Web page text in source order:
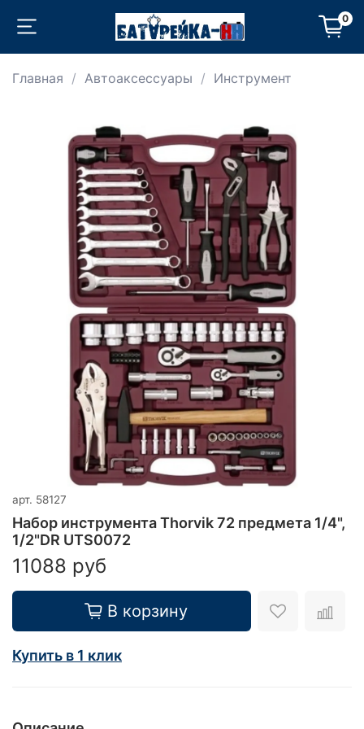
0
Главная Автоаксессуары Инструмент
арт. 58127
Набор инструмента Thorvik 72 предмета 1/4",
1/2"DR UTS0072
11088 руб
В корзину
Купить в 1 клик